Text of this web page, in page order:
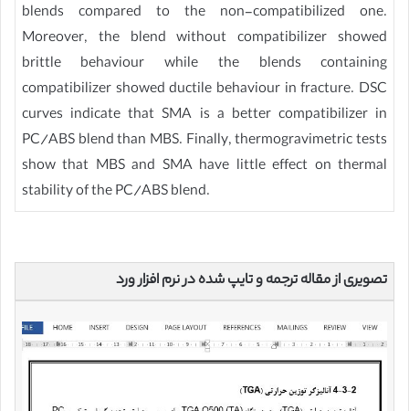
blends compared to the non-compatibilized one.
Moreover, the blend without compatibilizer showed
brittle behaviour while the blends containing
compatibilizer showed ductile behaviour in fracture. DSC
curves indicate that SMA is a better compatibilizer in
PC/ABS blend than MBS. Finally, thermogravimetric tests
show that MBS and SMA have little effect on thermal
stability of the PC/ABS blend.
تصویری از مقاله ترجمه و تایپ شده در نرم افزار ورد